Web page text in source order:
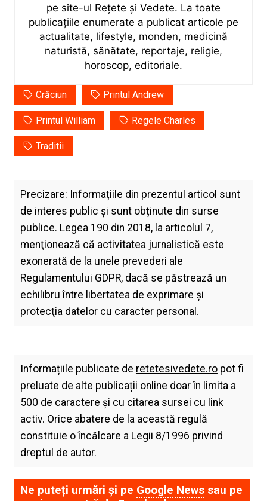
pe site-ul Rețete și Vedete. La toate
publicațiile enumerate a publicat articole pe
actualitate, lifestyle, monden, medicină
naturistă, sănătate, reportaje, religie,
horoscop, editoriale.
Crăciun Printul Andrew
Printul William Regele Charles
Traditii
Precizare: Informațiile din prezentul articol sunt
de interes public și sunt obținute din surse
publice. Legea 190 din 2018, la articolul 7,
menţionează că activitatea jurnalistică este
exonerată de la unele prevederi ale
Regulamentului GDPR, dacă se păstrează un
echilibru între libertatea de exprimare şi
protecţia datelor cu caracter personal.
Informațiile publicate de retetesivedete.ropot fi
preluate de alte publicații online doar în limita a
500 de caractere și cu citarea sursei cu link
activ. Orice abatere de la această regulă
constituie o încălcare a Legii 8/1996 privind
dreptul de autor.
Ne puteți urmări și pe Google Newssau pe